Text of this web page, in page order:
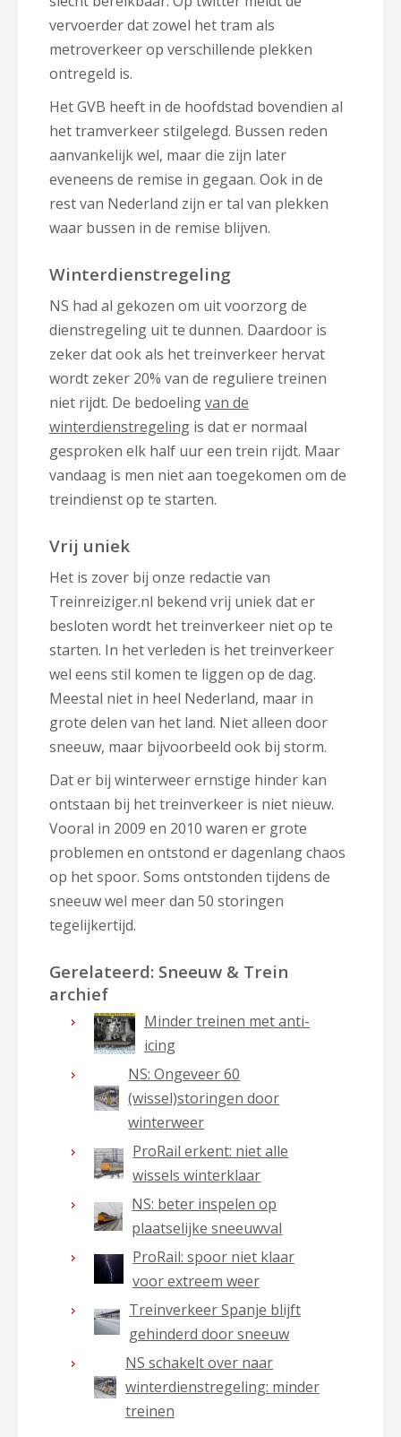
vervoerder dat zowel het tram als
metroverkeer op verschillende plekken
ontregeld is.
Het GVB heeft in de hoofdstad bovendien al
het tramverkeer stilgelegd. Bussen reden
aanvankelijk wel, maar die zijn later
eveneens de remise in gegaan. Ook in de
rest van Nederland zijn er tal van plekken
waar bussen in de remise blijven.
Winterdienstregeling
NS had al gekozen om uit voorzorg de
dienstregeling uit te dunnen. Daardoor is
zeker dat ook als het treinverkeer hervat
wordt zeker 20% van de reguliere treinen
niet rijdt. De bedoelingvan de
winterdienstregeling is dat er normaal
gesproken elk half uur een trein rijdt. Maar
vandaag is men niet aan toegekomen om de
treindienst op te starten.
Vrij uniek
Het is zover bij onze redactie van
Treinreiziger.nl bekend vrij uniek dat er
besloten wordt het treinverkeer niet op te
starten. In het verleden is het treinverkeer
wel eens stil komen te liggen op de dag.
Meestal niet in heel Nederland, maar in
grote delen van het land. Niet alleen door
sneeuw, maar bijvoorbeeld ook bij storm.
Dat er bij winterweer ernstige hinder kan
ontstaan bij het treinverkeer is niet nieuw.
Vooral in 2009 en 2010 waren er grote
problemen en ontstond er dagenlang chaos
op het spoor. Soms ontstonden tijdens de
sneeuw wel meer dan 50 storingen
tegelijkertijd.
Gerelateerd: Sneeuw & Trein
archief
Minder treinen met anti-
icing
NS: Ongeveer 60
(wissel)storingen door
winterweer
ProRail erkent: niet alle
wissels winterklaar
NS: beter inspelen op
plaatselijke sneeuwval
ProRail: spoor niet klaar
voor extreem weer
Treinverkeer Spanje blijft
gehinderd door sneeuw
NS schakelt over naar
winterdienstregeling: minder
treinen